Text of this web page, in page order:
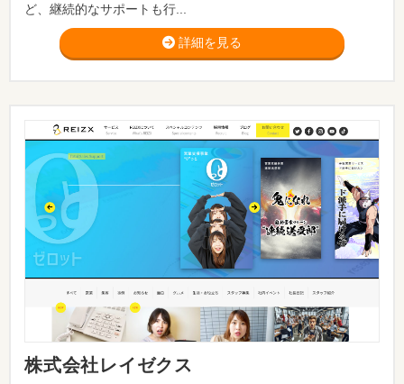
ど、継続的なサポートも行...
詳細を見る
株式会社レイゼクス